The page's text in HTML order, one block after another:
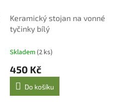
Keramický stojan na vonné
tyčinky bílý
Skladem (2 ks)
450 Kč
Do košíku